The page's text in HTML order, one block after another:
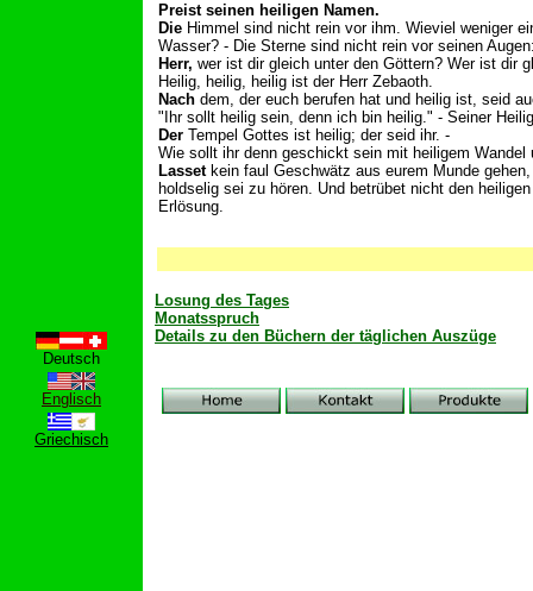
Deutsch
Englisch
Griechisch
Preist seinen heiligen Namen.
Die Himmel sind nicht rein vor ihm. Wieviel weniger
Wasser? - Die Sterne sind nicht rein vor seinen
Herr, wer ist dir gleich unter den Göttern? Wer ist dir
Heilig, heilig, heilig ist der Herr Zebaoth.
Nach dem, der euch berufen hat und heilig ist, seid
"Ihr sollt heilig sein, denn ich bin heilig." - Seiner
Der Tempel Gottes ist heilig; der seid ihr. -
Wie sollt ihr denn geschickt sein mit heiligem Wandel
Lasset kein faul Geschwätz aus eurem Munde
holdselig sei zu hören. Und betrübet nicht den
Erlösung.
Losung des Tages
Monatsspruch
Details zu den Büchern der täglichen Auszüge